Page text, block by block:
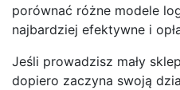
porównać różne modele
najbardziej efektywne i
Jeśli prowadzisz mały
dopiero zaczyna swoją